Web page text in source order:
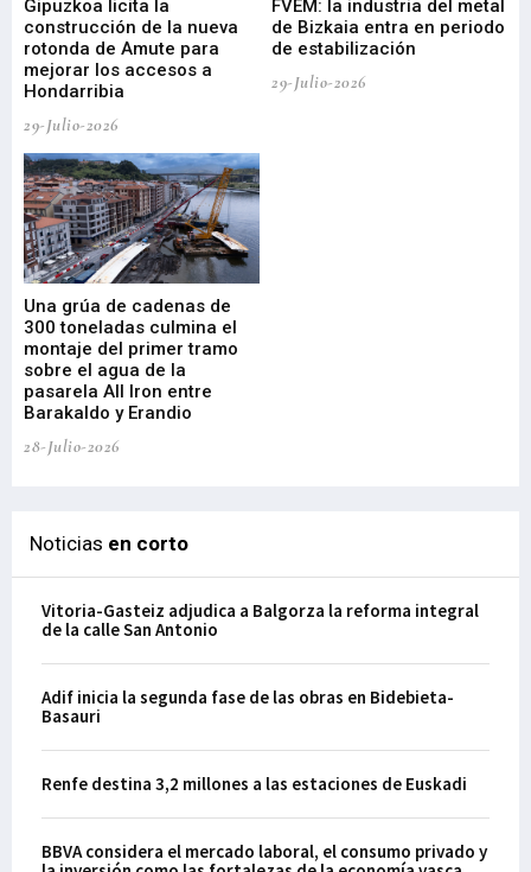
Gipuzkoa licita la
construcción de la nueva
rotonda de Amute para
mejorar los accesos a
Hondarribia
29-Julio-2026
FVEM: la industria del metal
de Bizkaia entra en periodo
de estabilización
29-Julio-2026
Una grúa de cadenas de
300 toneladas culmina el
montaje del primer tramo
sobre el agua de la
pasarela All Iron entre
Barakaldo y Erandio
28-Julio-2026
Noticias en corto
Vitoria-Gasteiz adjudica a Balgorza la reforma integral
de la calle San Antonio
Adif inicia la segunda fase de las obras en Bidebieta-
Basauri
Renfe destina 3,2 millones a las estaciones de Euskadi
BBVA considera el mercado laboral, el consumo privado y